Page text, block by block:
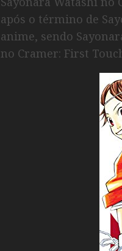
após o término de
anime, sendo
no Cramer: First